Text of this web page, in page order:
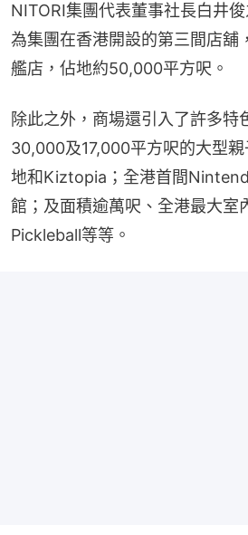
NITORI集團代表董事社長白井
為集團在香港開設的第三間店舖
艦店，佔地約50,000平方呎。
除此之外，商場還引入了許多特
30,000及17,000平方呎的大型
地和Kiztopia；全港首間
館；及面積逾萬呎、全港最大室
Pickleball等等。